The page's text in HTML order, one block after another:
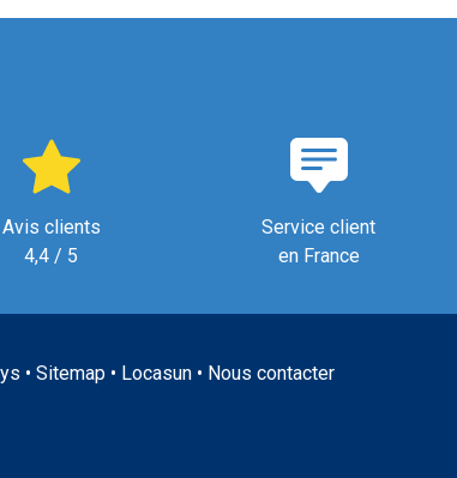
Avis clients
4,4 / 5
Service client
en France
• Sitemap• Locasun• Nous contacter